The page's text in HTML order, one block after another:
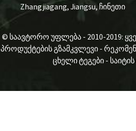
Zhangjiagang, Jiangsu, ჩინეთი
© საავტორო უფლება - 2010-2019:
პროდუქტების გზამკვლევი-
ცხელი ტეგები-